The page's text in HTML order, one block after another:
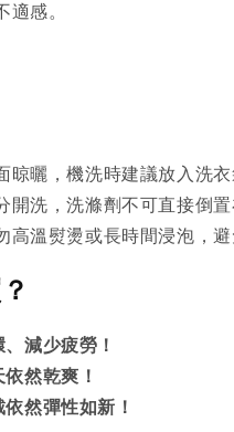
感。
晾曬，機洗時建議放入洗
開洗，洗滌劑不可直接倒
高溫熨燙或長時間浸泡，避
減少疲勞！
然乾爽！
然彈性如新！